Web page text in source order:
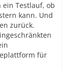
ein Testlauf, ob
kann. Und
zurück.
für